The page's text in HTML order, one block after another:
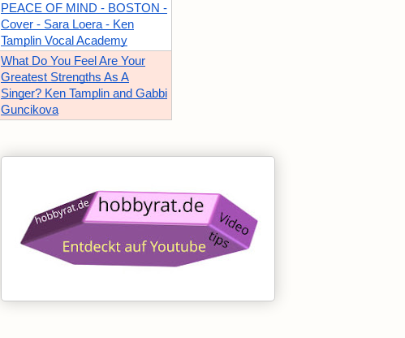
PEACE OF MIND - BOSTON -
Cover - Sara Loera - Ken
Tamplin Vocal Academy
What Do You Feel Are Your
Greatest Strengths As A
Singer? Ken Tamplin and Gabbi
Guncikova